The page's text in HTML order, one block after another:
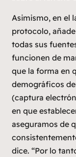
Asimismo, en el
protocolo,
todas sus
funcionen de
que la forma en
demográficos
(captura
en que
aseguramos de
dice. “Por lo